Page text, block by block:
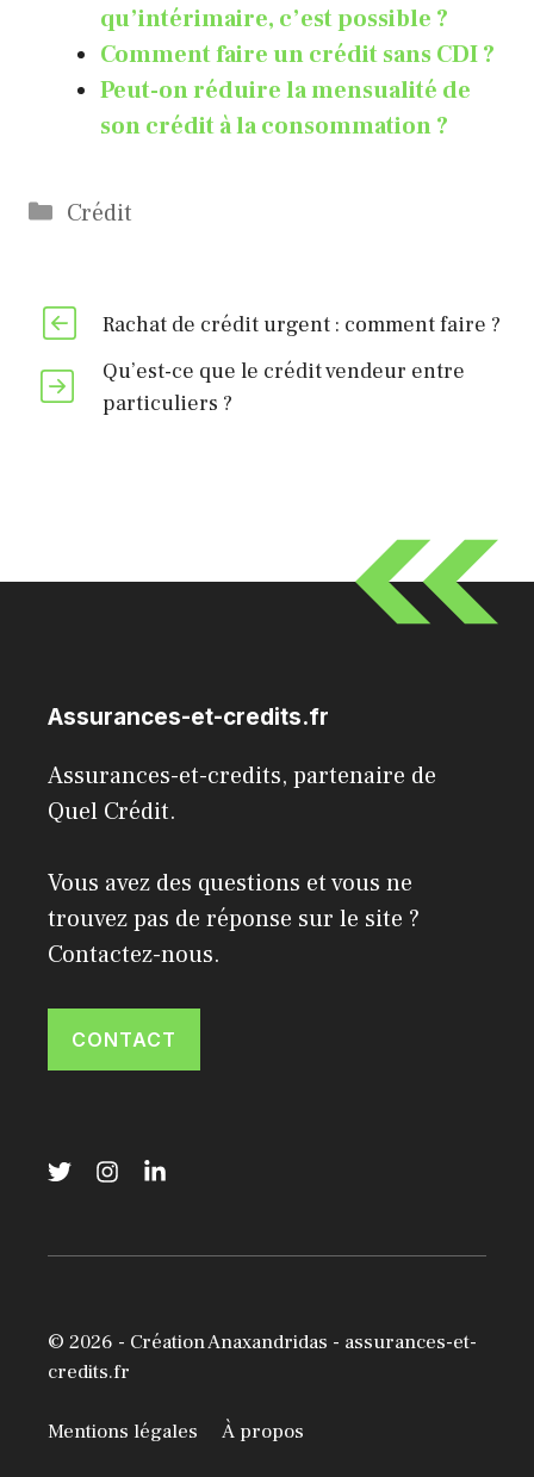
qu’intérimaire, c’est possible ?
Comment faire un crédit sans CDI ?
Peut-on réduire la mensualité de
son crédit à la consommation ?
Catégories
Crédit
Rachat de crédit urgent : comment faire ?
Qu’est-ce que le crédit vendeur entre
particuliers ?
Assurances-et-credits.fr
Assurances-et-credits, partenaire de
Quel Crédit.
Vous avez des questions et vous ne
trouvez pas de réponse sur le site ?
Contactez-nous.
CONTACT
© 2026 - Création Anaxandridas - assurances-et-
credits.fr
Mentions légales À propos